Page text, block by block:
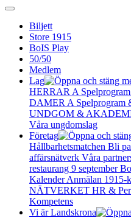
Biljett
Store 1915
BoIS Play
50/50
Medlem
Lag
HERRAR A
DAMER A Spelprogram
UNDGOM &
Våra ungdomslag
Företag
Hållbarhetsmatchen Bli
affärsnätverk Våra
restaurang 9 september
KalenderAnmälan 1915-
NÄTVERKET HR &
Kompetens
Vi är Landskrona